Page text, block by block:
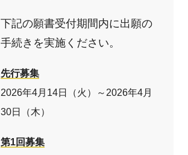
下記の願書受付期間内に出願の
手続きを実施ください。
先行募集
2026年4月14日（火）～2026年4月
30日（木）
第1回募集